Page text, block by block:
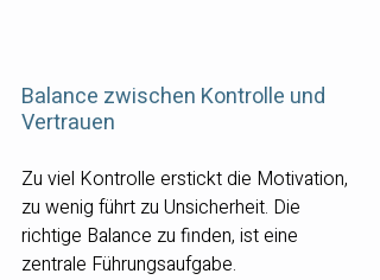
Balance zwischen Kontrolle und
Vertrauen
Zu viel Kontrolle erstickt die Motivation,
zu wenig führt zu Unsicherheit. Die
richtige Balance zu finden, ist eine
zentrale Führungsaufgabe.